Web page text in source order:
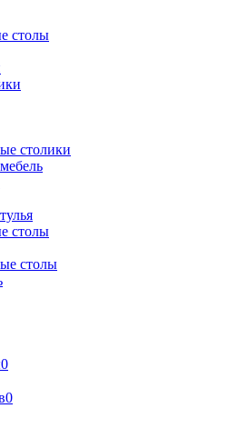
столы
столики
столы
столы
0
0